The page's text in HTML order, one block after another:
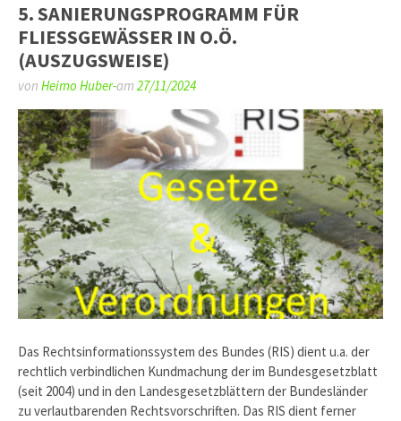
5. SANIERUNGSPROGRAMM FÜR
FLIESSGEWÄSSER IN O.Ö.
(AUSZUGSWEISE)
von Heimo Huber-am 27/11/2024
Das Rechtsinformationssystem des Bundes (RIS) dient u.a. der
rechtlich verbindlichen Kundmachung der im Bundesgesetzblatt
(seit 2004) und in den Landesgesetzblättern der Bundesländer
zu verlautbarenden Rechtsvorschriften. Das RIS dient ferner